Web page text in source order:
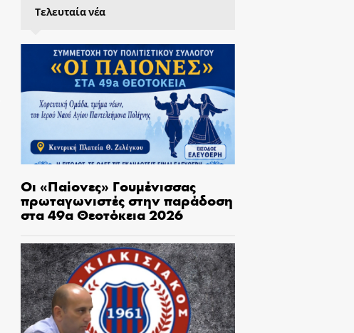
Τελευταία νέα
Οι «Παίονες» Γουμένισσας
πρωταγωνιστές στην παράδοση
στα 49α Θεοτόκεια 2026